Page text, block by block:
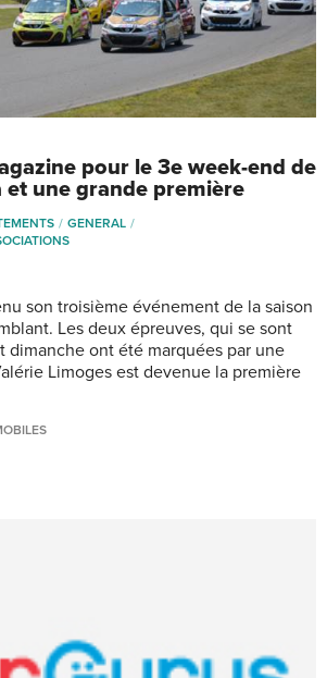
pour le 3e week-end de
et une grande première
GENERAL
son troisième événement de la saison
Les deux épreuves, qui se sont
dimanche ont été marquées par une
Limoges est devenue la première